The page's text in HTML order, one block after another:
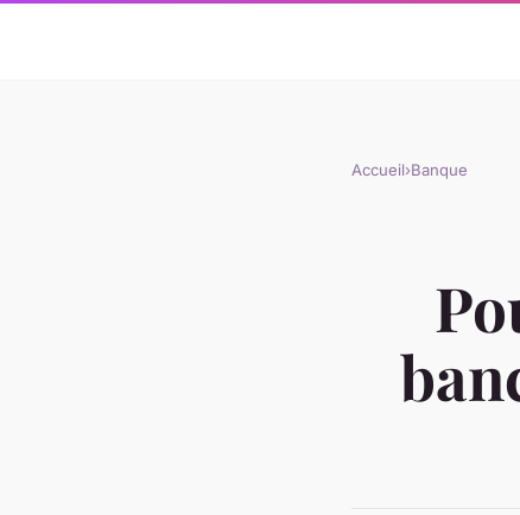
Accueil›Banque